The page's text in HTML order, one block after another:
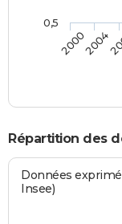
20002004
0,5
Répartition des
Données
Insee)